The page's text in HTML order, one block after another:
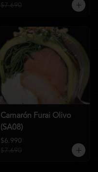
$7.690
Camarón Furai Olivo
(SA08)
$6.990
$7.690